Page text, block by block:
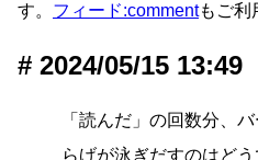
す。 フィード:commentもご利
2024/05/15 13:49
「読んだ」の回数分、
らげが泳ぎだすのはど